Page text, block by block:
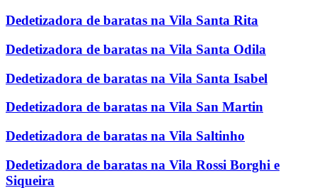
Dedetizadora de baratas na Vila Santa Rita
Dedetizadora de baratas na Vila Santa Odila
Dedetizadora de baratas na Vila Santa Isabel
Dedetizadora de baratas na Vila San Martin
Dedetizadora de baratas na Vila Saltinho
Dedetizadora de baratas na Vila Rossi Borghi e
Siqueira